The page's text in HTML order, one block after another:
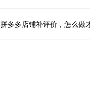
拼多多店铺补评价，怎么做